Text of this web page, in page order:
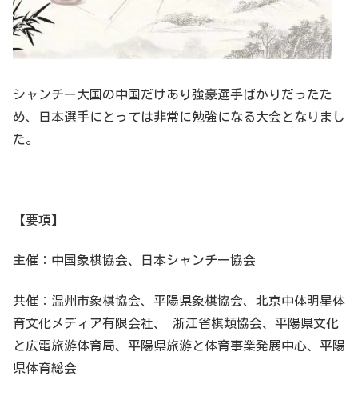
シャンチー大国の中国だけあり強豪選手ばかりだったた
め、日本選手にとっては非常に勉強になる大会となりまし
た。
【要項】
主催：中国象棋協会、日本シャンチー協会
共催：温州市象棋協会、平陽県象棋協会、北京中体明星体
育文化メディア有限会社、 浙江省棋類協会、平陽県文化
と広電旅游体育局、平陽県旅游と体育事業発展中心、平陽
県体育総会